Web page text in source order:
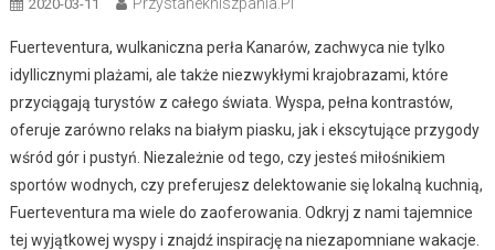
2020-03-11
Fuerteventura, wulkaniczna perła Kanarów, zachwyca nie tylko
idyllicznymi plażami, ale także niezwykłymi krajobrazami, które
przyciągają turystów z całego świata. Wyspa, pełna kontrastów,
oferuje zarówno relaks na białym piasku, jak i ekscytujące przygody
wśród gór i pustyń. Niezależnie od tego, czy jesteś miłośnikiem
sportów wodnych, czy preferujesz delektowanie się lokalną kuchnią,
Fuerteventura ma wiele do zaoferowania. Odkryj z nami tajemnice
tej wyjątkowej wyspy i znajdź inspirację na niezapomniane wakacje.